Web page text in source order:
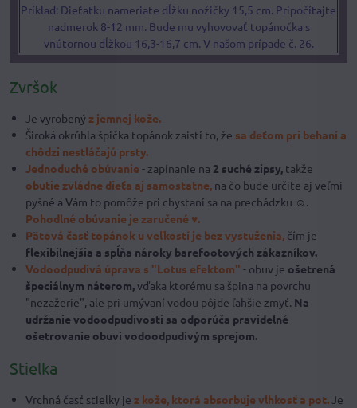
Príklad: Dieťatku nameriate dĺžku nožičky 15,5 cm. Pripočítajte
nadmerok 8-12 mm. Bude mu vyhovovať topánočka s
vnútornou dĺžkou 16,3-16,7 cm. V našom prípade č. 26.
Zvršok
Je vyrobený z jemnej kože.
Široká okrúhla špička topánok zaistí to, že sa deťom pri behaní a
chôdzi nestláčajú prsty.
Jednoduché obúvanie- zapínanie na 2 suché zipsy, takže
obutie zvládne dieťa aj samostatne, na čo bude určite aj veľmi
pyšné a Vám to pomôže pri chystaní sa na prechádzku ☺.
Pohodlné obúvanie je zaručené ♥.
Pätová časť topánok u veľkostí je bez vystuženia, čím je
flexibilnejšia a spĺňa nároky barefootových zákazníkov.
Vodoodpudivá úprava s "Lotus efektom" - obuv je ošetrená
špeciálnym náterom,vďaka ktorému sa špina na povrchu
"nezažerie", ale pri umývaní vodou pôjde ľahšie zmyť. Na
udržanie vodoodpudivosti sa odporúča pravidelné
ošetrovanie obuvi vodoodpudivým sprejom.
Stielka
Vrchná časť stielky je z kože, ktorá absorbuje vlhkosť a pot. Je